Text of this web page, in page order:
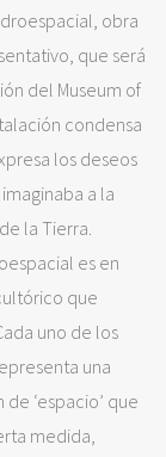
obra
que será
del Museum of
condensa
los deseos
a la
la Tierra.
es en
que
uno de los
una
‘espacio’ que
medida,